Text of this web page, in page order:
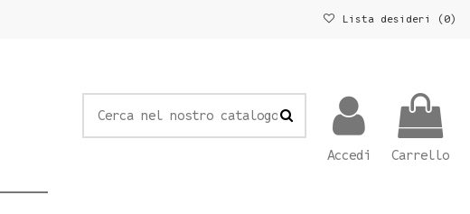
Lista desideri (0)
Accedi Carrello